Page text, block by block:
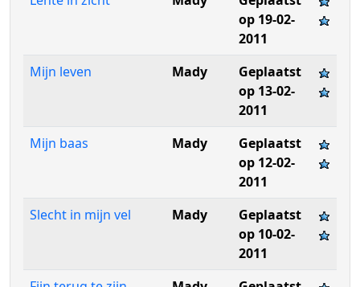
op 19-02-
2011
Mijn leven
Mady
Geplaatst
op 13-02-
2011
Mijn baas
Mady
Geplaatst
op 12-02-
2011
Slecht in mijn vel
Mady
Geplaatst
op 10-02-
2011